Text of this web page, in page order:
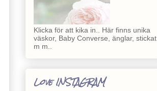
Klicka för att kika in.. Här finns unika
väskor, Baby Converse, änglar, stickat
m m..
Love INSTAGRAM